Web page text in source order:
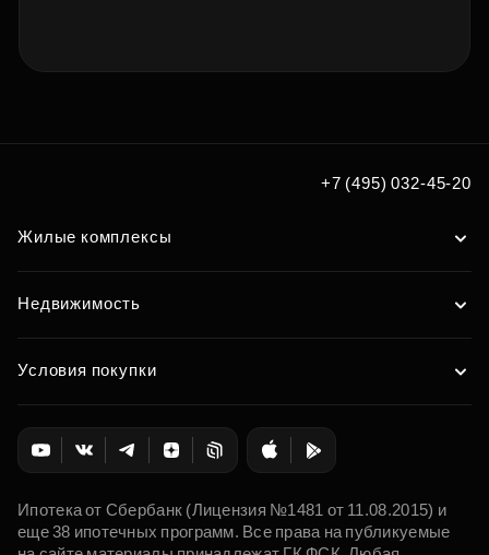
+7 (495) 032-45-20
Жилые комплексы
Недвижимость
Условия покупки
Ипотека от Сбербанк (Лицензия №1481 от 11.08.2015) и
еще 38 ипотечных программ. Все права на публикуемые